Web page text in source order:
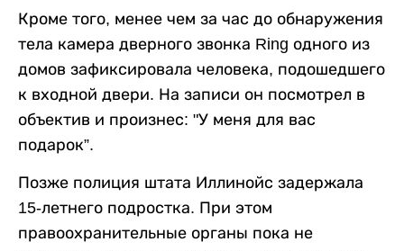
Кроме того, менее чем за час до обнаружения
тела камера дверного звонка Ring одного из
домов зафиксировала человека, подошедшего
к входной двери. На записи он посмотрел в
объектив и произнес: "У меня для вас
подарок”.
Позже полиция штата Иллинойс задержала
15-летнего подростка. При этом
правоохранительные органы пока не